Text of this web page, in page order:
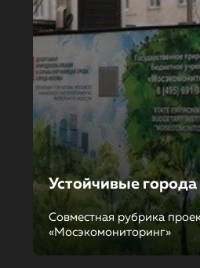
Устойчивые города
Совместная рубрика
«Мосэкомониторинг»